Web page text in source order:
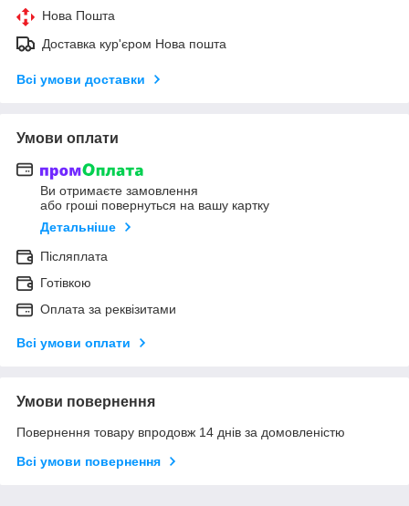
Нова Пошта
Доставка кур'єром Нова пошта
Всі умови доставки
Умови оплати
Ви отримаєте замовлення
або гроші повернуться на вашу картку
Детальніше
Післяплата
Готівкою
Оплата за реквізитами
Всі умови оплати
Умови повернення
Повернення товару впродовж 14 днів за домовленістю
Всі умови повернення